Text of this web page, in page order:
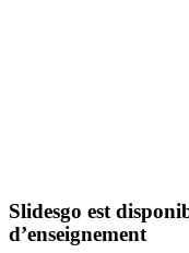
Slidesgo est
d’enseignement